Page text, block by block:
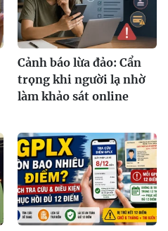
Cảnh báo lừa đảo: Cẩn
trọng khi người lạ nhờ
làm khảo sát online